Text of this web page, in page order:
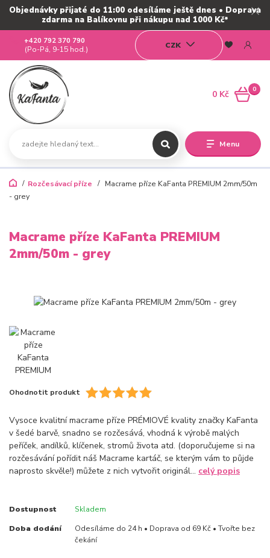
Objednávky přijaté do 11:00 odesíláme ještě dnes • Doprava
zdarma na Balíkovnu při nákupu nad 1000 Kč*
Menu
CZK
+420 792 370 790
(Po-Pá, 9-15 hod.)
0
0 Kč
Rozčesávací příze
Macrame příze KaFanta PREMIUM 2mm/50m
- grey
Macrame příze KaFanta PREMIUM
2mm/50m - grey
Ohodnotit produkt
Vysoce kvalitní macrame příze PRÉMIOVÉ kvality značky KaFanta
v šedé barvě, snadno se rozčesává, vhodná k výrobě malých
peříček, andílků, klíčenek, stromů života atd. (doporučujeme si na
rozčesávání pořídit náš Macrame kartáč, se kterým vám to půjde
naprosto skvěle!) můžete z nich vytvořit originál... celý popis
Dostupnost Skladem
Doba dodání
Odesíláme do 24 h • Doprava od 69 Kč • Tvořte bez
čekání